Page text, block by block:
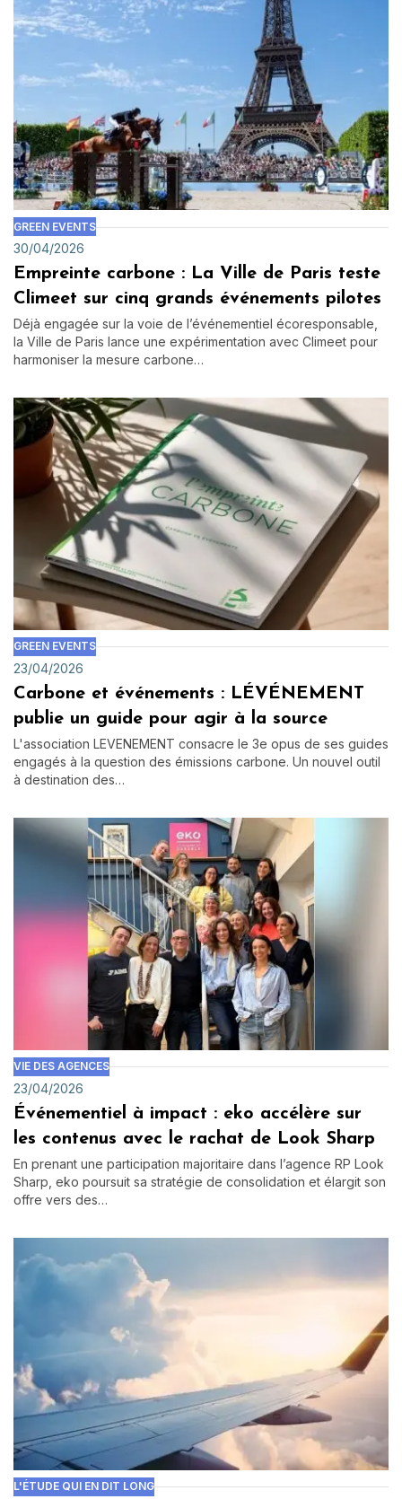
GREEN EVENTS
30/04/2026
Empreinte carbone : La Ville de Paris teste
Climeet sur cinq grands événements pilotes
Déjà engagée sur la voie de l’événementiel écoresponsable,
la Ville de Paris lance une expérimentation avec Climeet pour
harmoniser la mesure carbone…
GREEN EVENTS
23/04/2026
Carbone et événements : LÉVÉNEMENT
publie un guide pour agir à la source
L'association LEVENEMENT consacre le 3e opus de ses guides
engagés à la question des émissions carbone. Un nouvel outil
à destination des…
VIE DES AGENCES
23/04/2026
Événementiel à impact : eko accélère sur
les contenus avec le rachat de Look Sharp
En prenant une participation majoritaire dans l’agence RP Look
Sharp, eko poursuit sa stratégie de consolidation et élargit son
offre vers des…
L'ÉTUDE QUI EN DIT LONG